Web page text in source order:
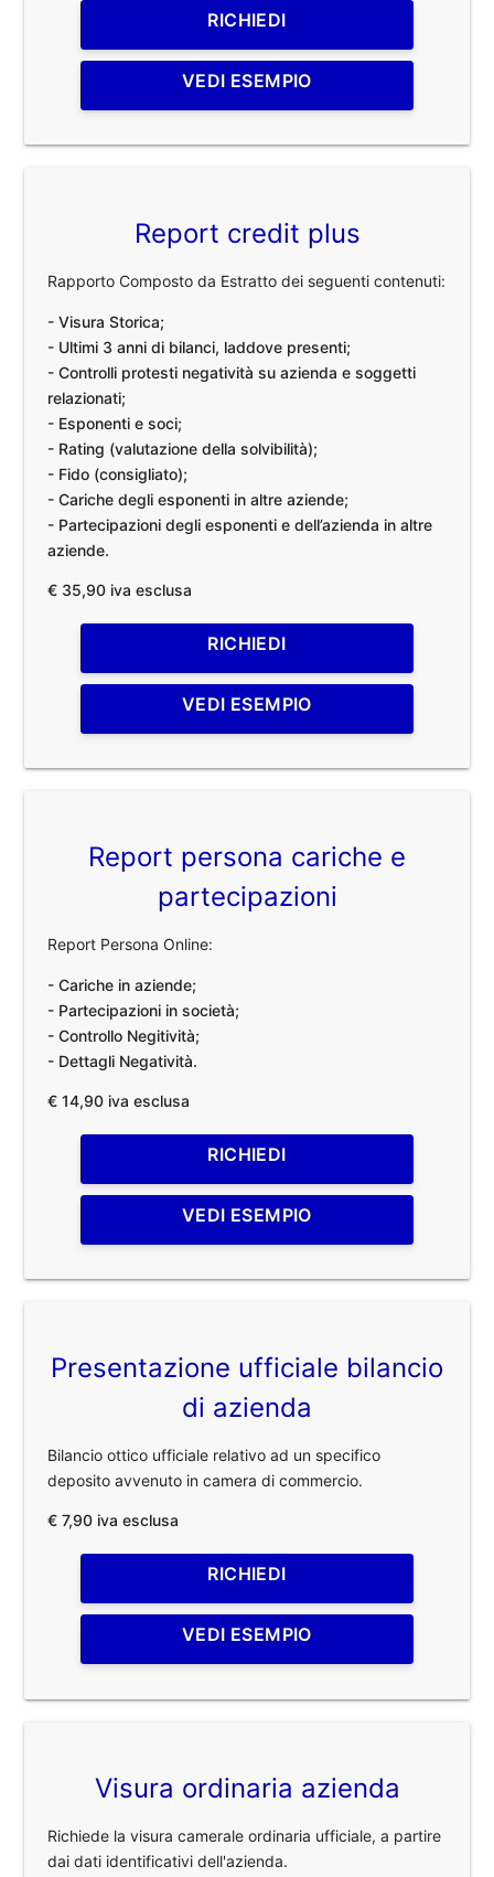
RICHIEDI
VEDI ESEMPIO
Report credit plus
Rapporto Composto da Estratto dei seguenti contenuti:
- Visura Storica;
- Ultimi 3 anni di bilanci, laddove presenti;
- Controlli protesti negatività su azienda e soggetti
relazionati;
- Esponenti e soci;
- Rating (valutazione della solvibilità);
- Fido (consigliato);
- Cariche degli esponenti in altre aziende;
- Partecipazioni degli esponenti e dell’azienda in altre
aziende.
€ 35,90 iva esclusa
RICHIEDI
VEDI ESEMPIO
Report persona cariche e
partecipazioni
Report Persona Online:
- Cariche in aziende;
- Partecipazioni in società;
- Controllo Negitività;
- Dettagli Negatività.
€ 14,90 iva esclusa
RICHIEDI
VEDI ESEMPIO
Presentazione ufficiale bilancio
di azienda
Bilancio ottico ufficiale relativo ad un specifico
deposito avvenuto in camera di commercio.
€ 7,90 iva esclusa
RICHIEDI
VEDI ESEMPIO
Visura ordinaria azienda
Richiede la visura camerale ordinaria ufficiale, a partire
dai dati identificativi dell'azienda.